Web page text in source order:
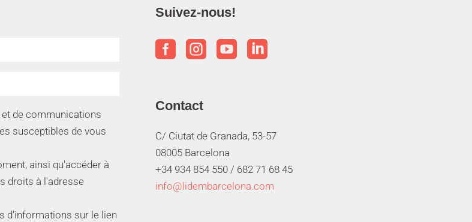
de communications
susceptibles de vous
ainsi qu'accéder à
droits à l'adresse
d'informations sur le lien
Suivez-nous!
   
Contact
C/ Ciutat de Granada, 53-57
08005 Barcelona
+34 934 854 550 / 682 71 68 45
info@lidembarcelona.com